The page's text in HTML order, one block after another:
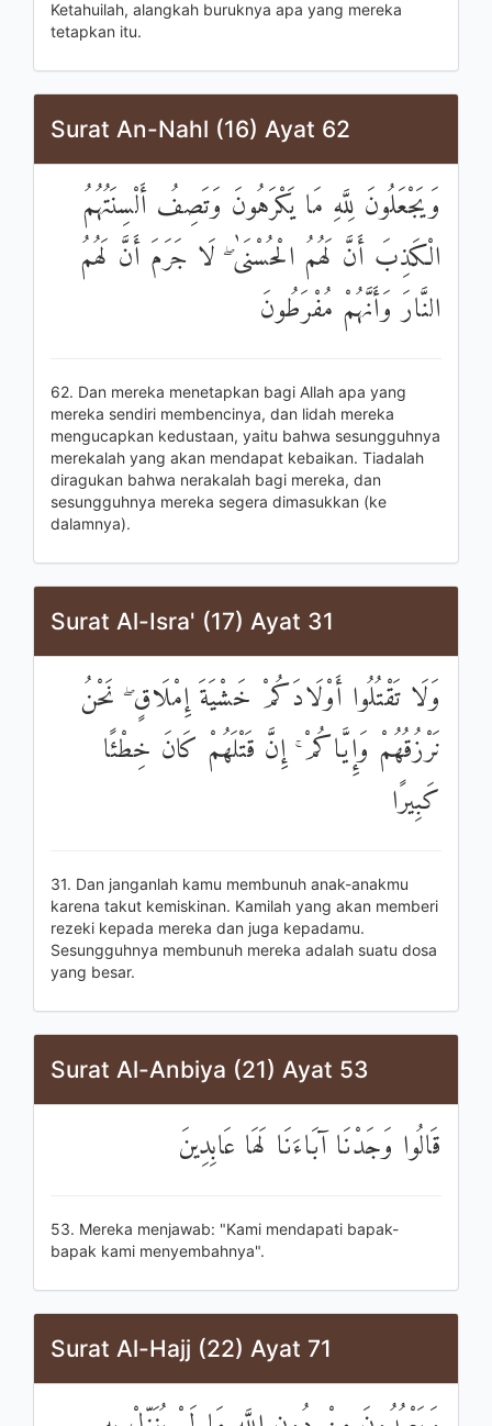
Ketahuilah, alangkah buruknya apa yang mereka
tetapkan itu.
Surat An-Nahl (16) Ayat 62
وَيَجْعَلُونَ لِلَّهِ مَا يَكْرَهُونَ وَتَصِفُ أَلْسِنَتُهُمُ
الْكَذِبَ أَنَّ لَهُمُ الْحُسْنَىٰ ۖ لَا جَرَمَ أَنَّ لَهُمُ
النَّارَ وَأَنَّهُمْ مُفْرَطُونَ
62. Dan mereka menetapkan bagi Allah apa yang
mereka sendiri membencinya, dan lidah mereka
mengucapkan kedustaan, yaitu bahwa sesungguhnya
merekalah yang akan mendapat kebaikan. Tiadalah
diragukan bahwa nerakalah bagi mereka, dan
sesungguhnya mereka segera dimasukkan (ke
dalamnya).
Surat Al-Isra' (17) Ayat 31
وَلَا تَقْتُلُوا أَوْلَادَكُمْ خَشْيَةَ إِمْلَاقٍ ۖ نَحْنُ
نَرْزُقُهُمْ وَإِيَّاكُمْ ۚ إِنَّ قَتْلَهُمْ كَانَ خِطْئًا
كَبِيرًا
31. Dan janganlah kamu membunuh anak-anakmu
karena takut kemiskinan. Kamilah yang akan memberi
rezeki kepada mereka dan juga kepadamu.
Sesungguhnya membunuh mereka adalah suatu dosa
yang besar.
Surat Al-Anbiya (21) Ayat 53
قَالُوا وَجَدْنَا آبَاءَنَا لَهَا عَابِدِينَ
53. Mereka menjawab: "Kami mendapati bapak-
bapak kami menyembahnya".
Surat Al-Hajj (22) Ayat 71